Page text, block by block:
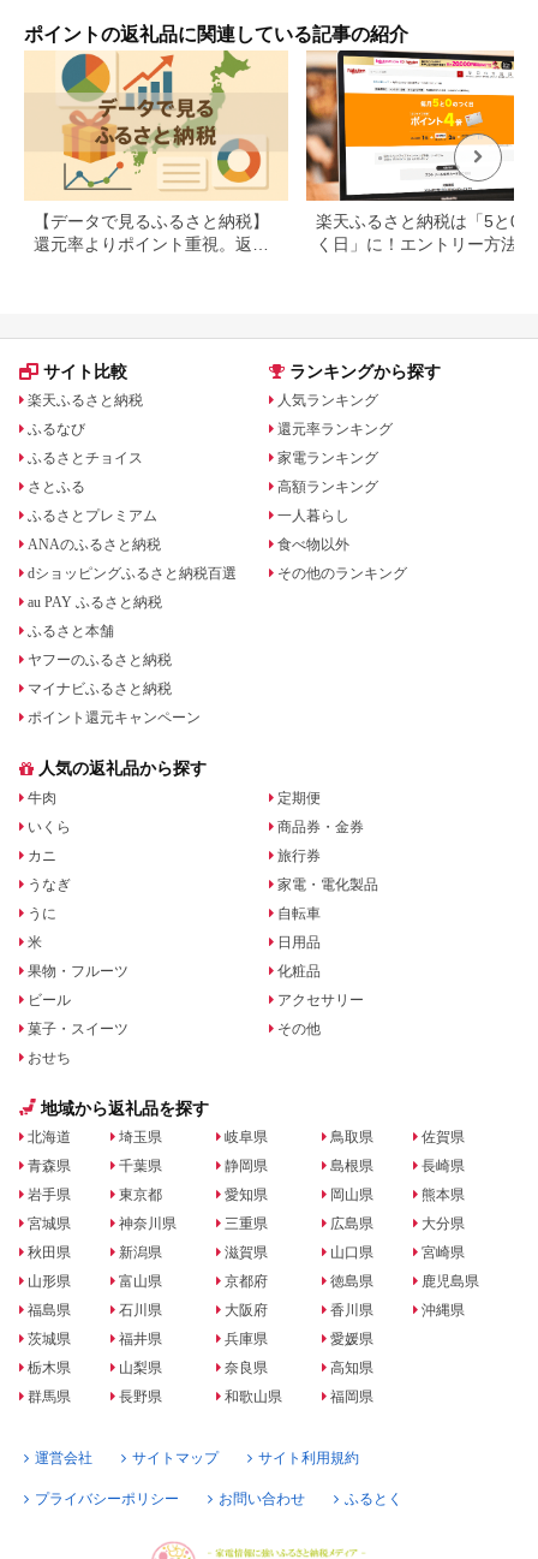
ポイントの返礼品に関連している記事の紹介
【データで見るふるさと納税】
還元率よりポイント重視。返礼
楽天ふるさと納税は「5と0
く日」に！エントリー方法や
サイト比較
楽天ふるさと納税
ふるなび
ふるさとチョイス
さとふる
ふるさとプレミアム
ANAのふるさと納税
dショッピングふるさと納税百選
au PAY ふるさと納税
ふるさと本舗
ヤフーのふるさと納税
マイナビふるさと納税
ポイント還元キャンペーン
ランキングから探す
人気ランキング
還元率ランキング
家電ランキング
高額ランキング
一人暮らし
食べ物以外
その他のランキング
人気の返礼品から探す
牛肉
いくら
カニ
うなぎ
うに
米
果物・フルーツ
ビール
菓子・スイーツ
おせち
定期便
商品券・金券
旅行券
家電・電化製品
自転車
日用品
化粧品
アクセサリー
その他
地域から返礼品を探す
北海道
青森県
岩手県
宮城県
秋田県
山形県
福島県
茨城県
栃木県
群馬県
埼玉県
千葉県
東京都
神奈川県
新潟県
富山県
石川県
福井県
山梨県
長野県
岐阜県
静岡県
愛知県
三重県
滋賀県
京都府
大阪府
兵庫県
奈良県
和歌山県
鳥取県
島根県
岡山県
広島県
山口県
徳島県
香川県
愛媛県
高知県
福岡県
佐賀県
長崎県
熊本県
大分県
宮崎県
鹿児島県
沖縄県
運営会社 サイトマップ サイト利用規約
プライバシーポリシー お問い合わせ ふるとく